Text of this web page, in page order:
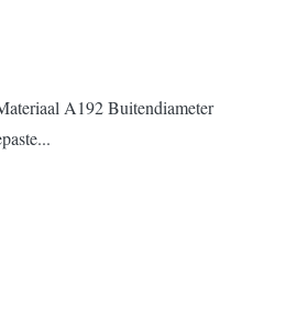
A192 Buitendiameter